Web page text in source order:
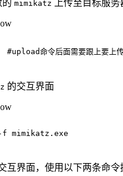
的 mimikatz 上传至目标服务
#upload命令后面需要跟上要上
的交互界面
f mimikatz.exe
互界面，使用以下两条命令